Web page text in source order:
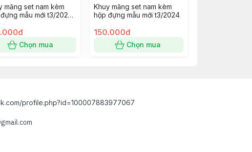
măng set nam kèm
mẫu mới t3/2024
Chọn mua
Khuy măng set nam kèm
hộp đựng mẫu mới t3/2024
150.000đ
Chọn mua
profile.php?id=100007883977067